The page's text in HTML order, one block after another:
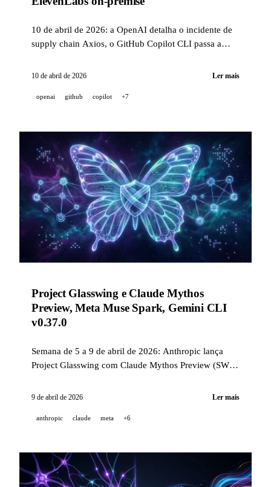
10 de abril de 2026: a OpenAI detalha o incidente de
supply chain Axios, o GitHub Copilot CLI passa a
ElevenLabs lança a sua IA vocal on-premise e on-
10 de abril de 2026 Ler mais
openai github copilot +7
Project Glasswing e Claude Mythos
Preview, Meta Muse Spark, Gemini CLI
v0.37.0
Semana de 5 a 9 de abril de 2026: Anthropic lança
Project Glasswing com Claude Mythos Preview (SWE-
v0.37.0, Stability AI Brand Studio, e muito mais.
9 de abril de 2026 Ler mais
anthropic claude meta +6